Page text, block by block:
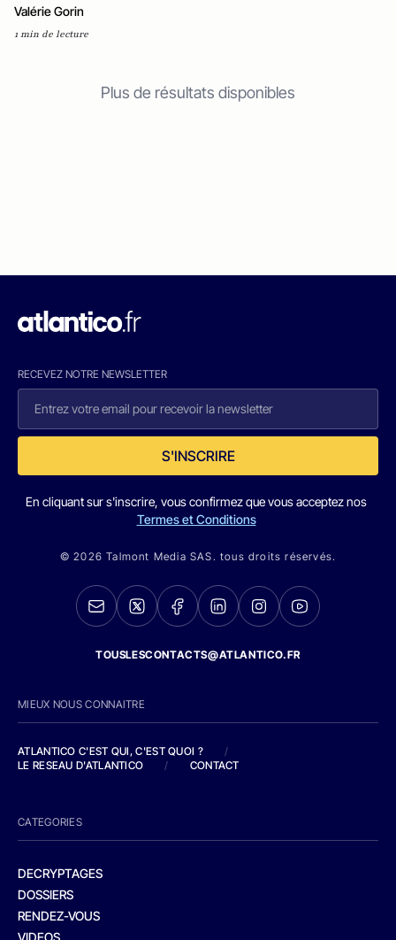
Valérie Gorin
1 min de lecture
Plus de résultats disponibles
RECEVEZ NOTRE NEWSLETTER
S'INSCRIRE
En cliquant sur s'inscrire, vous confirmez que vous acceptez nos
Termes et Conditions
© 2026 Talmont Media SAS. tous droits réservés.
TOUSLESCONTACTS@ATLANTICO.FR
MIEUX NOUS CONNAITRE
ATLANTICO C'EST QUI, C'EST QUOI ?
/
LE RESEAU D'ATLANTICO
/ CONTACT
CATEGORIES
DECRYPTAGES
DOSSIERS
RENDEZ-VOUS
VIDEOS